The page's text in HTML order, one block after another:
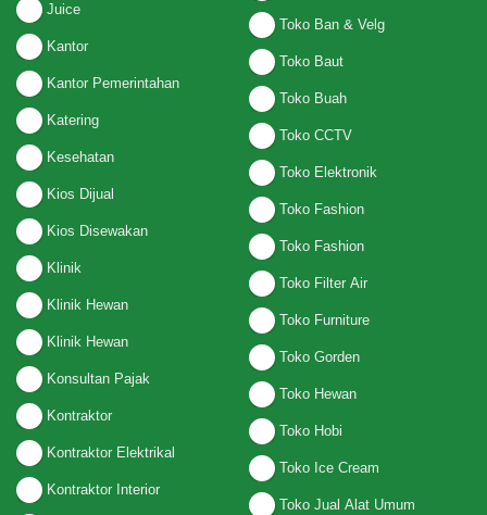
Juice
Kantor
Kantor Pemerintahan
Katering
Kesehatan
Kios Dijual
Kios Disewakan
Klinik
Klinik Hewan
Klinik Hewan
Konsultan Pajak
Kontraktor
Kontraktor Elektrikal
Kontraktor Interior
Toko Ban & Velg
Toko Baut
Toko Buah
Toko CCTV
Toko Elektronik
Toko Fashion
Toko Fashion
Toko Filter Air
Toko Furniture
Toko Gorden
Toko Hewan
Toko Hobi
Toko Ice Cream
Toko Jual Alat Umum